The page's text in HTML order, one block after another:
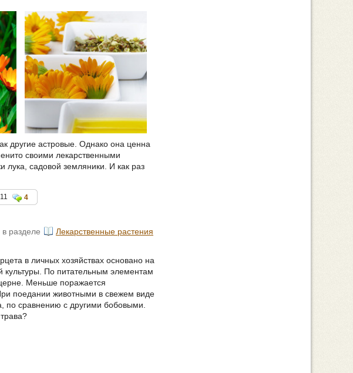
другие астровые. Однако она ценна
своими лекарственными
лука, садовой земляники. И как раз
11 4
в разделе Лекарственные растения
в личных хозяйствах основано на
культуры. По питательным элементам
Меньше поражается
поедании животными в свежем виде
по сравнению с другими бобовыми.